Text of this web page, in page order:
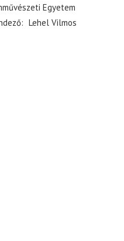
Egyetem
Lehel Vilmos